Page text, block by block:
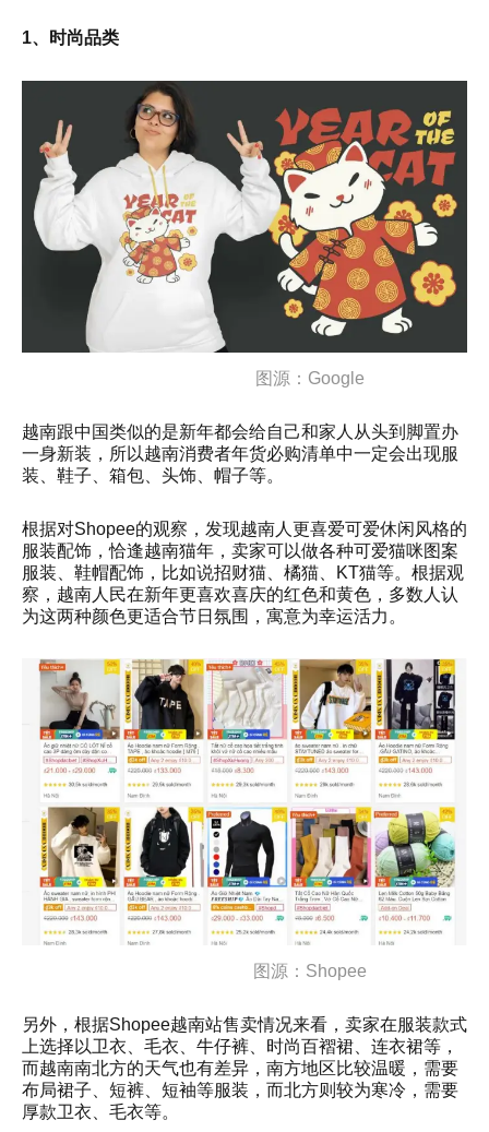
1、时尚品类
图源：Google
越南跟中国类似的是新年都会给自己和家人从头到脚置办
一身新装，所以越南消费者年货必购清单中一定会出现服
装、鞋子、箱包、头饰、帽子等。
根据对Shopee的观察，发现越南人更喜爱可爱休闲风格的
服装配饰，恰逢越南猫年，卖家可以做各种可爱猫咪图案
服装、鞋帽配饰，比如说招财猫、橘猫、KT猫等。根据观
察，越南人民在新年更喜欢喜庆的红色和黄色，多数人认
为这两种颜色更适合节日氛围，寓意为幸运活力。
图源：Shopee
另外，根据Shopee越南站售卖情况来看，卖家在服装款式
上选择以卫衣、毛衣、牛仔裤、时尚百褶裙、连衣裙等，
而越南南北方的天气也有差异，南方地区比较温暖，需要
布局裙子、短裤、短袖等服装，而北方则较为寒冷，需要
厚款卫衣、毛衣等。